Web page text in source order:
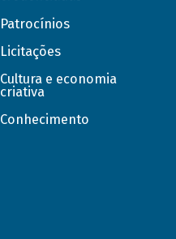
Patrocínios
Licitações
Cultura e economia
criativa
Conhecimento